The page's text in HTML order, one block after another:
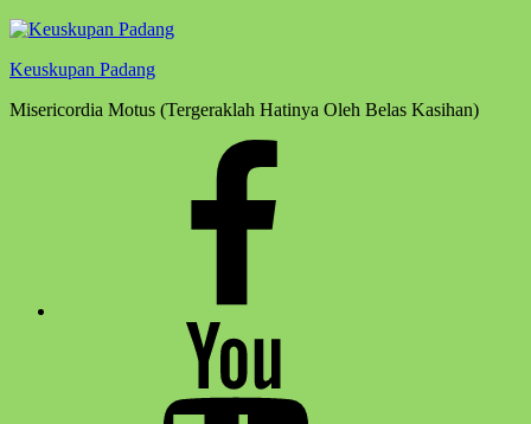
Keuskupan Padang
Misericordia Motus (Tergeraklah Hatinya Oleh Belas Kasihan)